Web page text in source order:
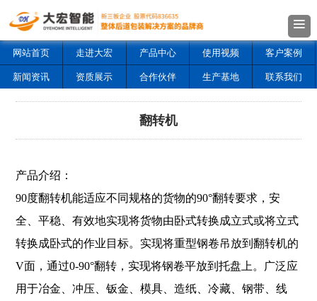
网站首页 走进大宏 产品中心 使用视频 客户案例
新闻资讯 资质展示 合作伙伴 生产基地 联系我们
翻转机
产品介绍：
90度翻转机能适应不同规格的货物的90°翻转要求，安
全、平稳、有效地实现将货物由卧式转换成立式或将立式
转换成卧式的作业目标。实现将重型钢卷吊放到翻转机的
V面，通过0-90°翻转，实现将钢卷平放到托盘上。广泛应
用于冶金、冲压、钣金、模具、造纸、冷藏、钢带、线